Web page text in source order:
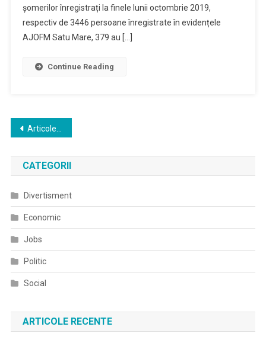
șomerilor înregistrați la finele lunii octombrie 2019,
respectiv de 3446 persoane înregistrate în evidențele
AJOFM Satu Mare, 379 au […]
Continue Reading
Navigare
în
articole
Articole mai vechi
CATEGORII
Divertisment
Economic
Jobs
Politic
Social
ARTICOLE RECENTE